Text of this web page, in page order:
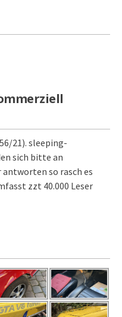
21). sleeping-
sich bitte an
antworten so rasch es
zzt 40.000 Leser